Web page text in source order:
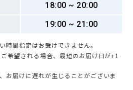
18:00 ~ 20:00
19:00 ~ 21:00
間指定はお受けできません。
希望される場合、最短のお届け日が+1
お届けに遅れが生じることがございま